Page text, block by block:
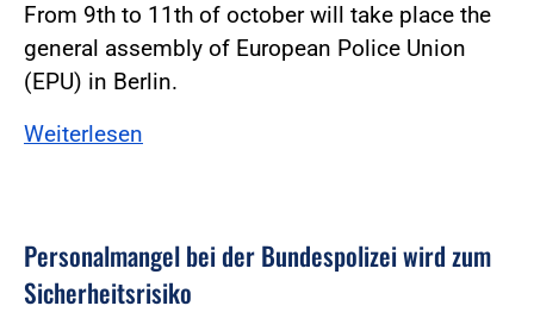
From 9th to 11th of october will take place the
general assembly of European Police Union
(EPU) in Berlin.
Weiterlesen
Personalmangel bei der Bundespolizei wird zum
Sicherheitsrisiko